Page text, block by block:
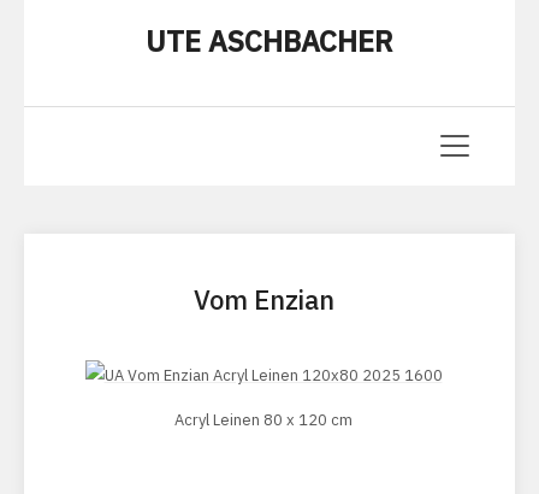
UTE ASCHBACHER
Vom Enzian
Acryl Leinen 80 x 120 cm